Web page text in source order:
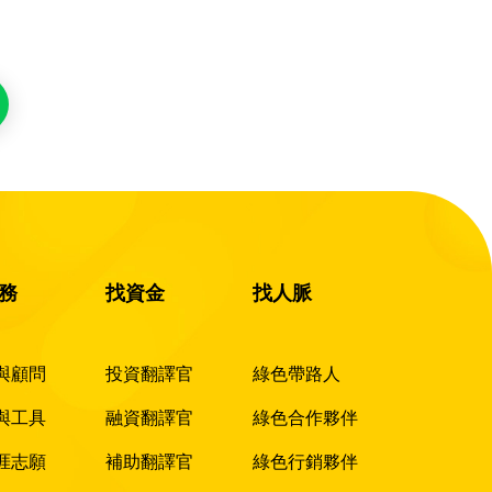
顧問
工具
志願
找資金
投資翻譯官
融資翻譯官
補助翻譯官
找人脈
綠色帶路人
綠色合作夥伴
綠色行銷夥伴